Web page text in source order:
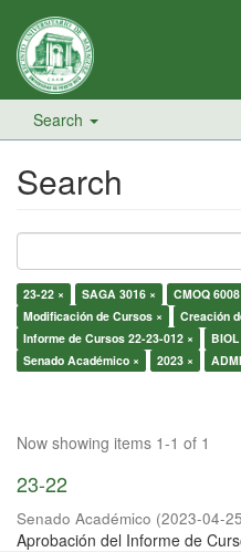
Search
Search
23-22 × SAGA 3016 × CMOQ
Modificación de Cursos ×
Creación
Informe de Cursos 22-23-012 ×
BIOL
Senado Académico ×
2023 ×
Now showing items 1-1 of 1
23-22
Senado Académico (2023-04-25
Aprobación del Informe de